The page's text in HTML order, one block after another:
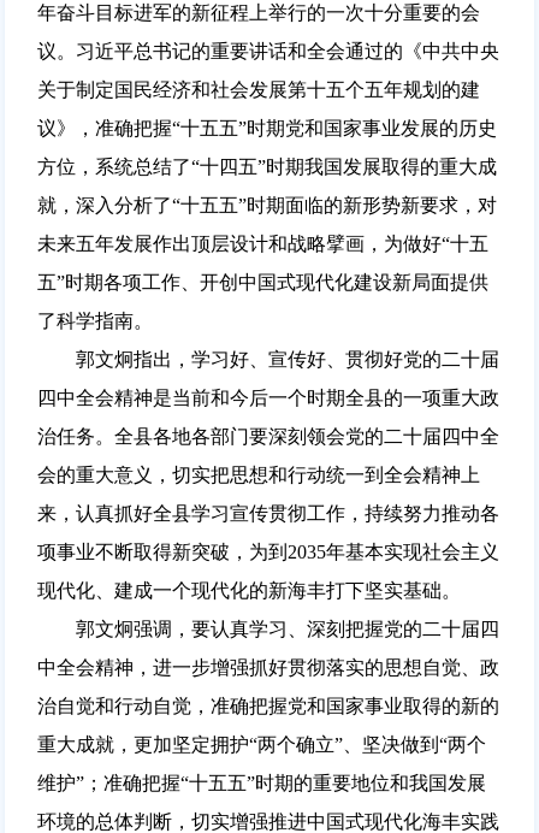
年奋斗目标进军的新征程上举行的一次十分重要的会
议。习近平总书记的重要讲话和全会通过的《中共中央
关于制定国民经济和社会发展第十五个五年规划的建
议》，准确把握“十五五”时期党和国家事业发展的历史
方位，系统总结了“十四五”时期我国发展取得的重大成
就，深入分析了“十五五”时期面临的新形势新要求，对
未来五年发展作出顶层设计和战略擘画，为做好“十五
五”时期各项工作、开创中国式现代化建设新局面提供
了科学指南。
郭文炯指出，学习好、宣传好、贯彻好党的二十届
四中全会精神是当前和今后一个时期全县的一项重大政
治任务。全县各地各部门要深刻领会党的二十届四中全
会的重大意义，切实把思想和行动统一到全会精神上
来，认真抓好全县学习宣传贯彻工作，持续努力推动各
项事业不断取得新突破，为到2035年基本实现社会主义
现代化、建成一个现代化的新海丰打下坚实基础。
郭文炯强调，要认真学习、深刻把握党的二十届四
中全会精神，进一步增强抓好贯彻落实的思想自觉、政
治自觉和行动自觉，准确把握党和国家事业取得的新的
重大成就，更加坚定拥护“两个确立”、坚决做到“两个
维护”；准确把握“十五五”时期的重要地位和我国发展
环境的总体判断，切实增强推进中国式现代化海丰实践